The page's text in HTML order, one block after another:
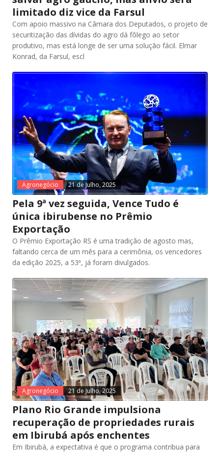
limitado diz vice da Farsul
Com apoio massivo na Câmara dos Deputados, o projeto de
securitização das dívidas do agro dá fôlego ao setor
produtivo, mas está longe de ser uma solução fácil. Elmar
Konrad, da Farsul, escl
Agronegócio 21 de Julho, 2025
Pela 9ª vez seguida, Vence Tudo é
única ibirubense no Prêmio
Exportação
O Prêmio Exportação RS é uma tradição de agosto mas,
faltando cerca de um mês para a cerimônia, os vencedores
da edição 2025, a 53ª, já foram divulgados.
Agronegócio 21 de Julho, 2025
Plano Rio Grande impulsiona
recuperação de propriedades rurais
em Ibirubá após enchentes
Em Ibirubá, a expectativa é que o programa contribua para